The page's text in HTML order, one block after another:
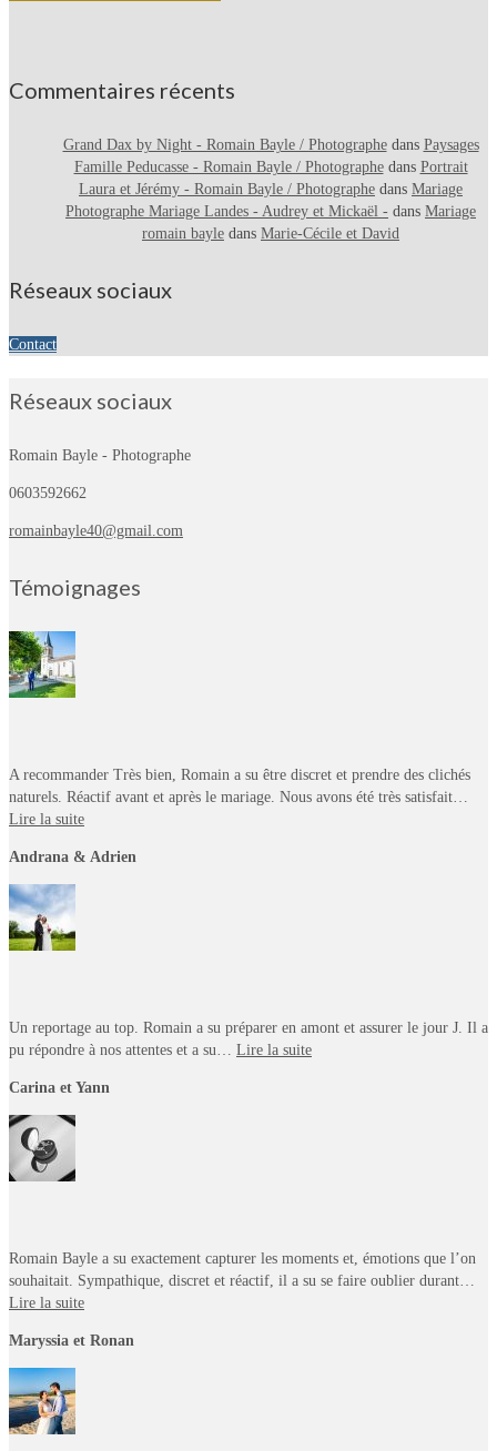
Commentaires récents
Grand Dax by Night - Romain Bayle / Photographedans Paysages
Famille Peducasse - Romain Bayle / Photographedans Portrait
Laura et Jérémy - Romain Bayle / Photographe dans Mariage
Photographe Mariage Landes - Audrey et Mickaël - dans Mariage
romain bayle dans Marie-Cécile et David
Réseaux sociaux
Contact
Réseaux sociaux
Romain Bayle - Photographe
0603592662
romainbayle40@gmail.com
Témoignages
A recommander Très bien, Romain a su être discret et prendre des clichés
naturels. Réactif avant et après le mariage. Nous avons été très satisfait…
Lire la suite
Andrana & Adrien
Un reportage au top. Romain a su préparer en amont et assurer le jour J. Il a
pu répondre à nos attentes et a su… Lire la suite
Carina et Yann
Romain Bayle a su exactement capturer les moments et, émotions que l’on
souhaitait. Sympathique, discret et réactif, il a su se faire oublier durant…
Lire la suite
Maryssia et Ronan